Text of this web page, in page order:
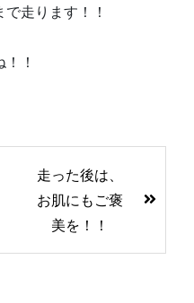
走ります！！
！
走った後は、
お肌にもご褒
美を！！